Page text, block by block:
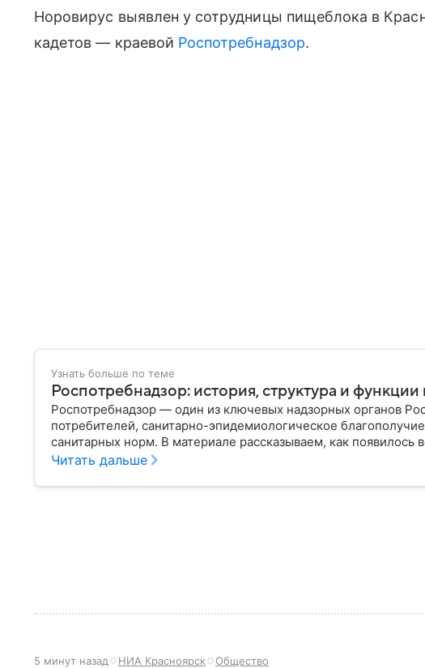
Норовирус выявлен у сотрудницы пищеблока в
кадетов — краевой Роспотребнадзор.
Узнать больше по теме
Роспотребнадзор: история, структура и
Роспотребнадзор — один из ключевых надзорных органов
потребителей, санитарно-эпидемиологическое
санитарных норм. В материале рассказываем, как появилось
руководит им сегодня.
Читать дальше
5 минут назад НИА Красноярск Общество